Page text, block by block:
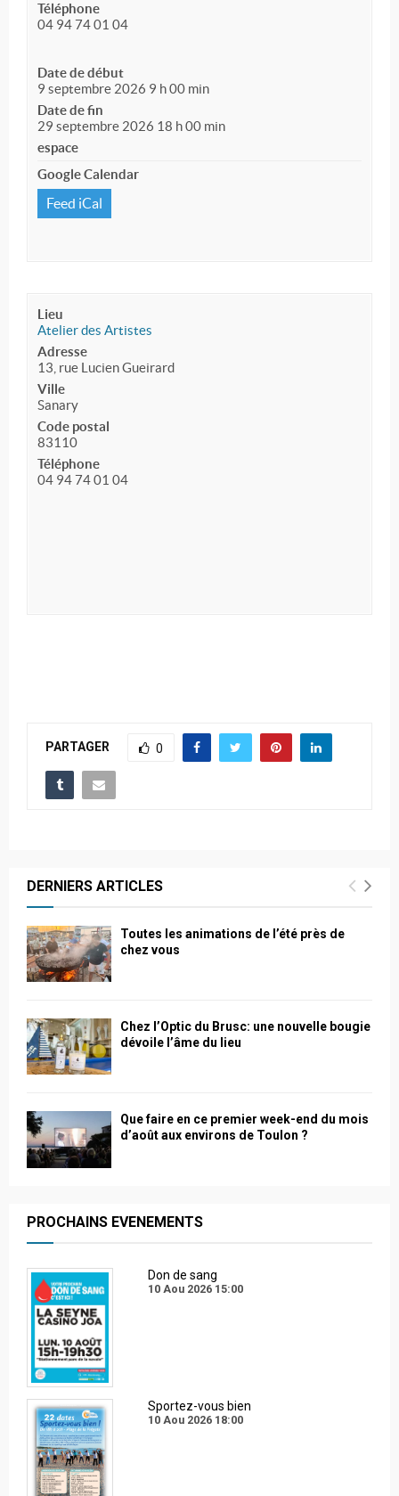
Téléphone
04 94 74 01 04
Date de début
9 septembre 2026 9 h 00 min
Date de fin
29 septembre 2026 18 h 00 min
espace
Google Calendar
Feed iCal
Lieu
Atelier des Artistes
Adresse
13, rue Lucien Gueirard
Ville
Sanary
Code postal
83110
Téléphone
04 94 74 01 04
PARTAGER 0
DERNIERS ARTICLES
Toutes les animations de l’été près de
chez vous
Chez l’Optic du Brusc: une nouvelle bougie
dévoile l’âme du lieu
Que faire en ce premier week-end du mois
d’août aux environs de Toulon ?
PROCHAINS EVENEMENTS
Don de sang
10 Aou 2026 15:00
Sportez-vous bien
10 Aou 2026 18:00